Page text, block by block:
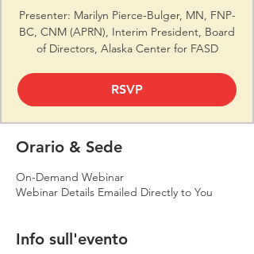
Presenter: Marilyn Pierce-Bulger, MN, FNP-
BC, CNM (APRN), Interim President, Board
of Directors, Alaska Center for FASD
RSVP
Orario & Sede
On-Demand Webinar
Webinar Details Emailed Directly to You
Info sull'evento